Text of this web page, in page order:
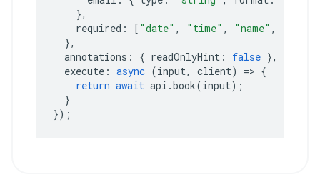
},
required : [ "date" , "time" , "name" ,
},
annotations : { readOnlyHint : false },
execute : async (input, client) => {
return await api .book(input);
}
});